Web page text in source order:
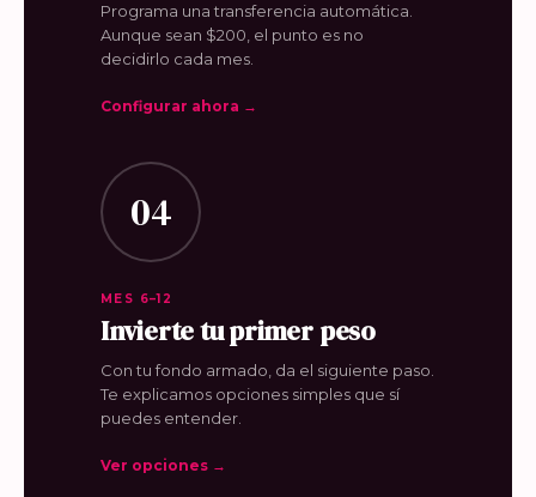
Programa una transferencia automática.
Aunque sean $200, el punto es no
decidirlo cada mes.
Configurar ahora →
04
MES 6–12
Invierte tu primer peso
Con tu fondo armado, da el siguiente paso.
Te explicamos opciones simples que sí
puedes entender.
Ver opciones →